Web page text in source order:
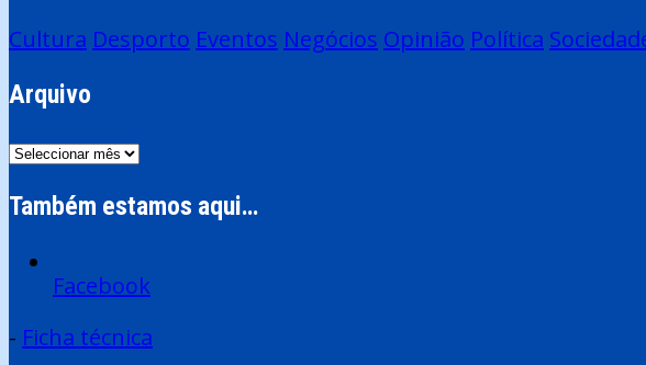
Cultura Desporto Eventos Negócios Opinião Política
Arquivo
Arquivo
Também estamos aqui…
Facebook
- Ficha técnica